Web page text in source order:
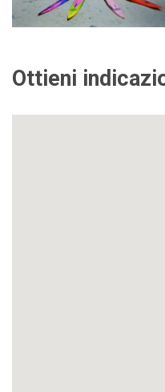
Ottieni